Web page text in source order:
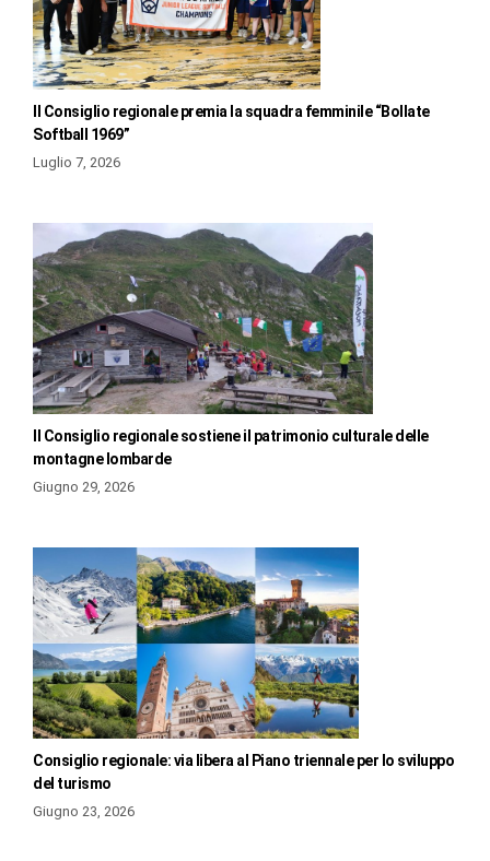
Il Consiglio regionale premia la squadra femminile “Bollate
Softball 1969”
Luglio 7, 2026
Il Consiglio regionale sostiene il patrimonio culturale delle
montagne lombarde
Giugno 29, 2026
Consiglio regionale: via libera al Piano triennale per lo sviluppo
del turismo
Giugno 23, 2026